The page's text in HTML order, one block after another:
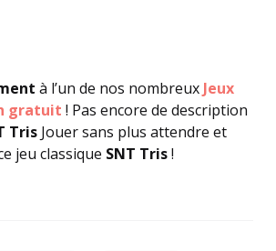
à l’un de nos nombreux Jeux
gratuit ! Pas encore de description
Tris Jouer sans plus attendre et
jeu classique SNT Tris!